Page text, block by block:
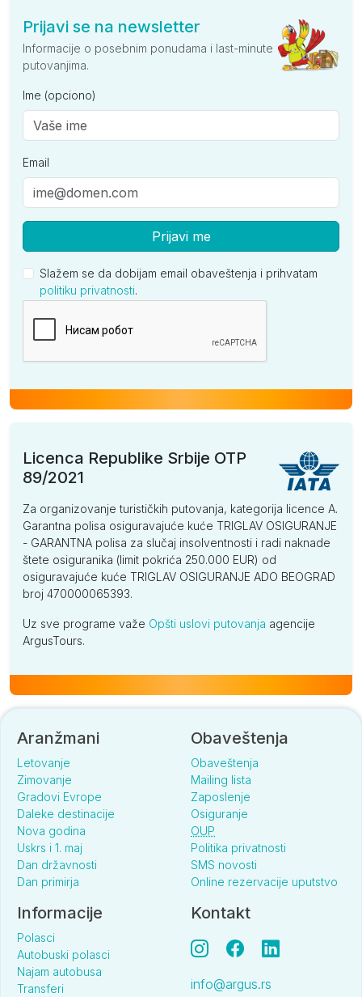
Prijavi se na newsletter
Informacije o posebnim ponudama i last-minute
putovanjima.
Ime (opciono)
Email
Prijavi me
Slažem se da dobijam email obaveštenja i prihvatam
politiku privatnosti.
Licenca Republike Srbije OTP
89/2021
Za organizovanje turističkih putovanja, kategorija licence A.
Garantna polisa osiguravajuće kuće TRIGLAV OSIGURANJE
- GARANTNA polisa za slučaj insolventnosti i radi naknade
štete osiguranika (limit pokrića 250.000 EUR) od
osiguravajuće kuće TRIGLAV OSIGURANJE ADO BEOGRAD
broj 470000065393.
Uz sve programe važe Opšti uslovi putovanja agencije
ArgusTours.
Aranžmani
Letovanje
Zimovanje
Gradovi Evrope
Daleke destinacije
Nova godina
Uskrs i 1. maj
Dan državnosti
Dan primirja
Obaveštenja
Obaveštenja
Mailing lista
Zaposlenje
Osiguranje
OUP
Politika privatnosti
SMS novosti
Online rezervacije uputstvo
Informacije
Polasci
Autobuski polasci
Najam autobusa
Transferi
Kontakt
info@argus.rs